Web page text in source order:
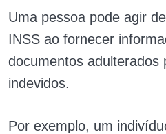
Uma pessoa pode agir
INSS ao fornecer
documentos adulterados
indevidos.
Por exemplo, um